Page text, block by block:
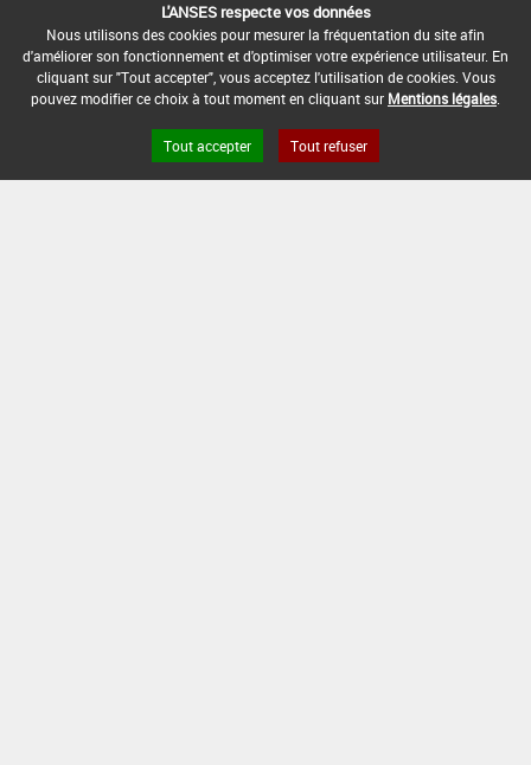
DATE D'AUTORISATION DE L'USAGE :
09/06/2017
[11015908] Traitements
généraux*Destruct. Mousses (1)
L'ANSES respecte vos données
Nous utilisons des cookies pour mesurer la fréquentation du site afin
d'améliorer son fonctionnement et d'optimiser votre expérience utilisateur. En
cliquant sur "Tout accepter", vous acceptez l'utilisation de cookies. Vous
pouvez modifier ce choix à tout moment en cliquant sur Mentions légales
Tout accepter Tout refuser